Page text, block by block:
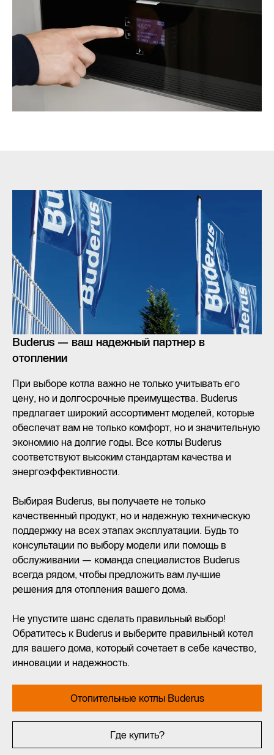
Buderus — ваш надежный партнер в
отоплении
При выборе котла важно не только учитывать его
цену, но и долгосрочные преимущества. Buderus
предлагает широкий ассортимент моделей, которые
обеспечат вам не только комфорт, но и значительную
экономию на долгие годы. Все котлы Buderus
соответствуют высоким стандартам качества и
энергоэффективности.
Выбирая Buderus, вы получаете не только
качественный продукт, но и надежную техническую
поддержку на всех этапах эксплуатации. Будь то
консультации по выбору модели или помощь в
обслуживании — команда специалистов Buderus
всегда рядом, чтобы предложить вам лучшие
решения для отопления вашего дома.
Не упустите шанс сделать правильный выбор!
Обратитесь к Buderus и выберите правильный котел
для вашего дома, который сочетает в себе качество,
инновации и надежность.
Отопительные котлы Buderus
Где купить?